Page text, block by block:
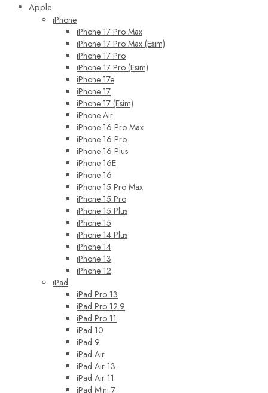
Apple
iPhone
iPhone 17 Pro Max
iPhone 17 Pro Max (Esim)
iPhone 17 Pro
iPhone 17 Pro (Esim)
iPhone 17e
iPhone 17
iPhone 17 (Esim)
iPhone Air
iPhone 16 Pro Max
iPhone 16 Pro
iPhone 16 Plus
iPhone 16E
iPhone 16
iPhone 15 Pro Max
iPhone 15 Pro
iPhone 15 Plus
iPhone 15
iPhone 14 Plus
iPhone 14
iPhone 13
iPhone 12
iPad
iPad Pro 13
iPad Pro 12.9
iPad Pro 11
iPad 10
iPad 9
iPad Air
iPad Air 13
iPad Air 11
iPad Mini 7